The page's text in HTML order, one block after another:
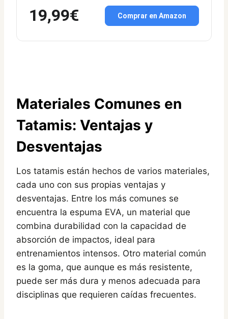
19,99€ Comprar en Amazon
Materiales Comunes en
Tatamis: Ventajas y
Desventajas
Los tatamis están hechos de varios materiales,
cada uno con sus propias ventajas y
desventajas. Entre los más comunes se
encuentra la espuma EVA, un material que
combina durabilidad con la capacidad de
absorción de impactos, ideal para
entrenamientos intensos. Otro material común
es la goma, que aunque es más resistente,
puede ser más dura y menos adecuada para
disciplinas que requieren caídas frecuentes.